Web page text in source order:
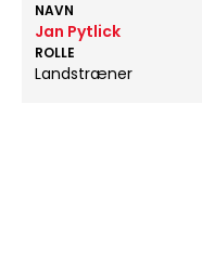
NAVN
Jan Pytlick
ROLLE
Landstræner